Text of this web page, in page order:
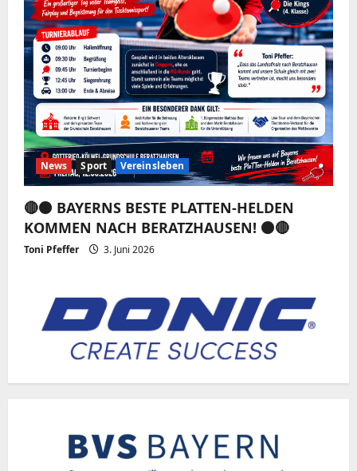
News Sport Vereinsleben
🔴⚫️ BAYERNS BESTE PLATTEN-HELDEN
KOMMEN NACH BERATZHAUSEN! ⚫️🔴
Toni Pfeffer 3. Juni 2026